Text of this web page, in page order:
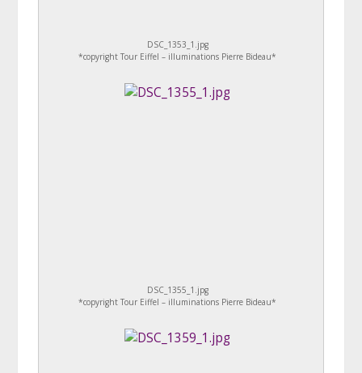
DSC_1353_1.jpg
*copyright Tour Eiffel – illuminations Pierre Bideau*
DSC_1355_1.jpg
*copyright Tour Eiffel – illuminations Pierre Bideau*